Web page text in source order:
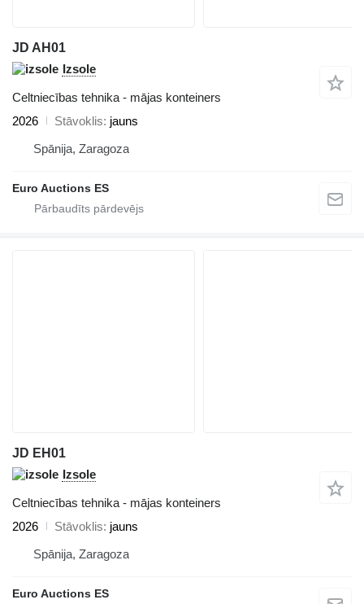
JD AH01
Izsole
Celtniecības tehnika - mājas konteiners
2026
Stāvoklis jauns
Spānija, Zaragoza
Euro Auctions ES
JD EH01
Izsole
Celtniecības tehnika - mājas konteiners
2026
Stāvoklis jauns
Spānija, Zaragoza
Euro Auctions ES